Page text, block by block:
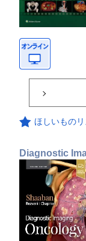
ほしいもの
Diagnostic